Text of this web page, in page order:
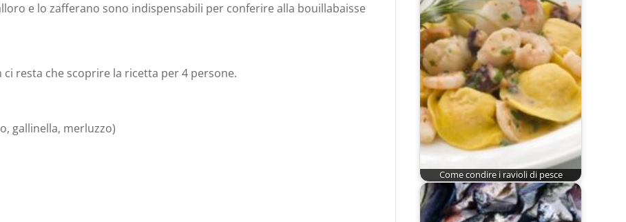
e lo zafferano sono indispensabili per conferire alla bouillabaisse
resta che scoprire la ricetta per 4 persone.
gallinella, merluzzo)
Come condire i ravioli di pesce